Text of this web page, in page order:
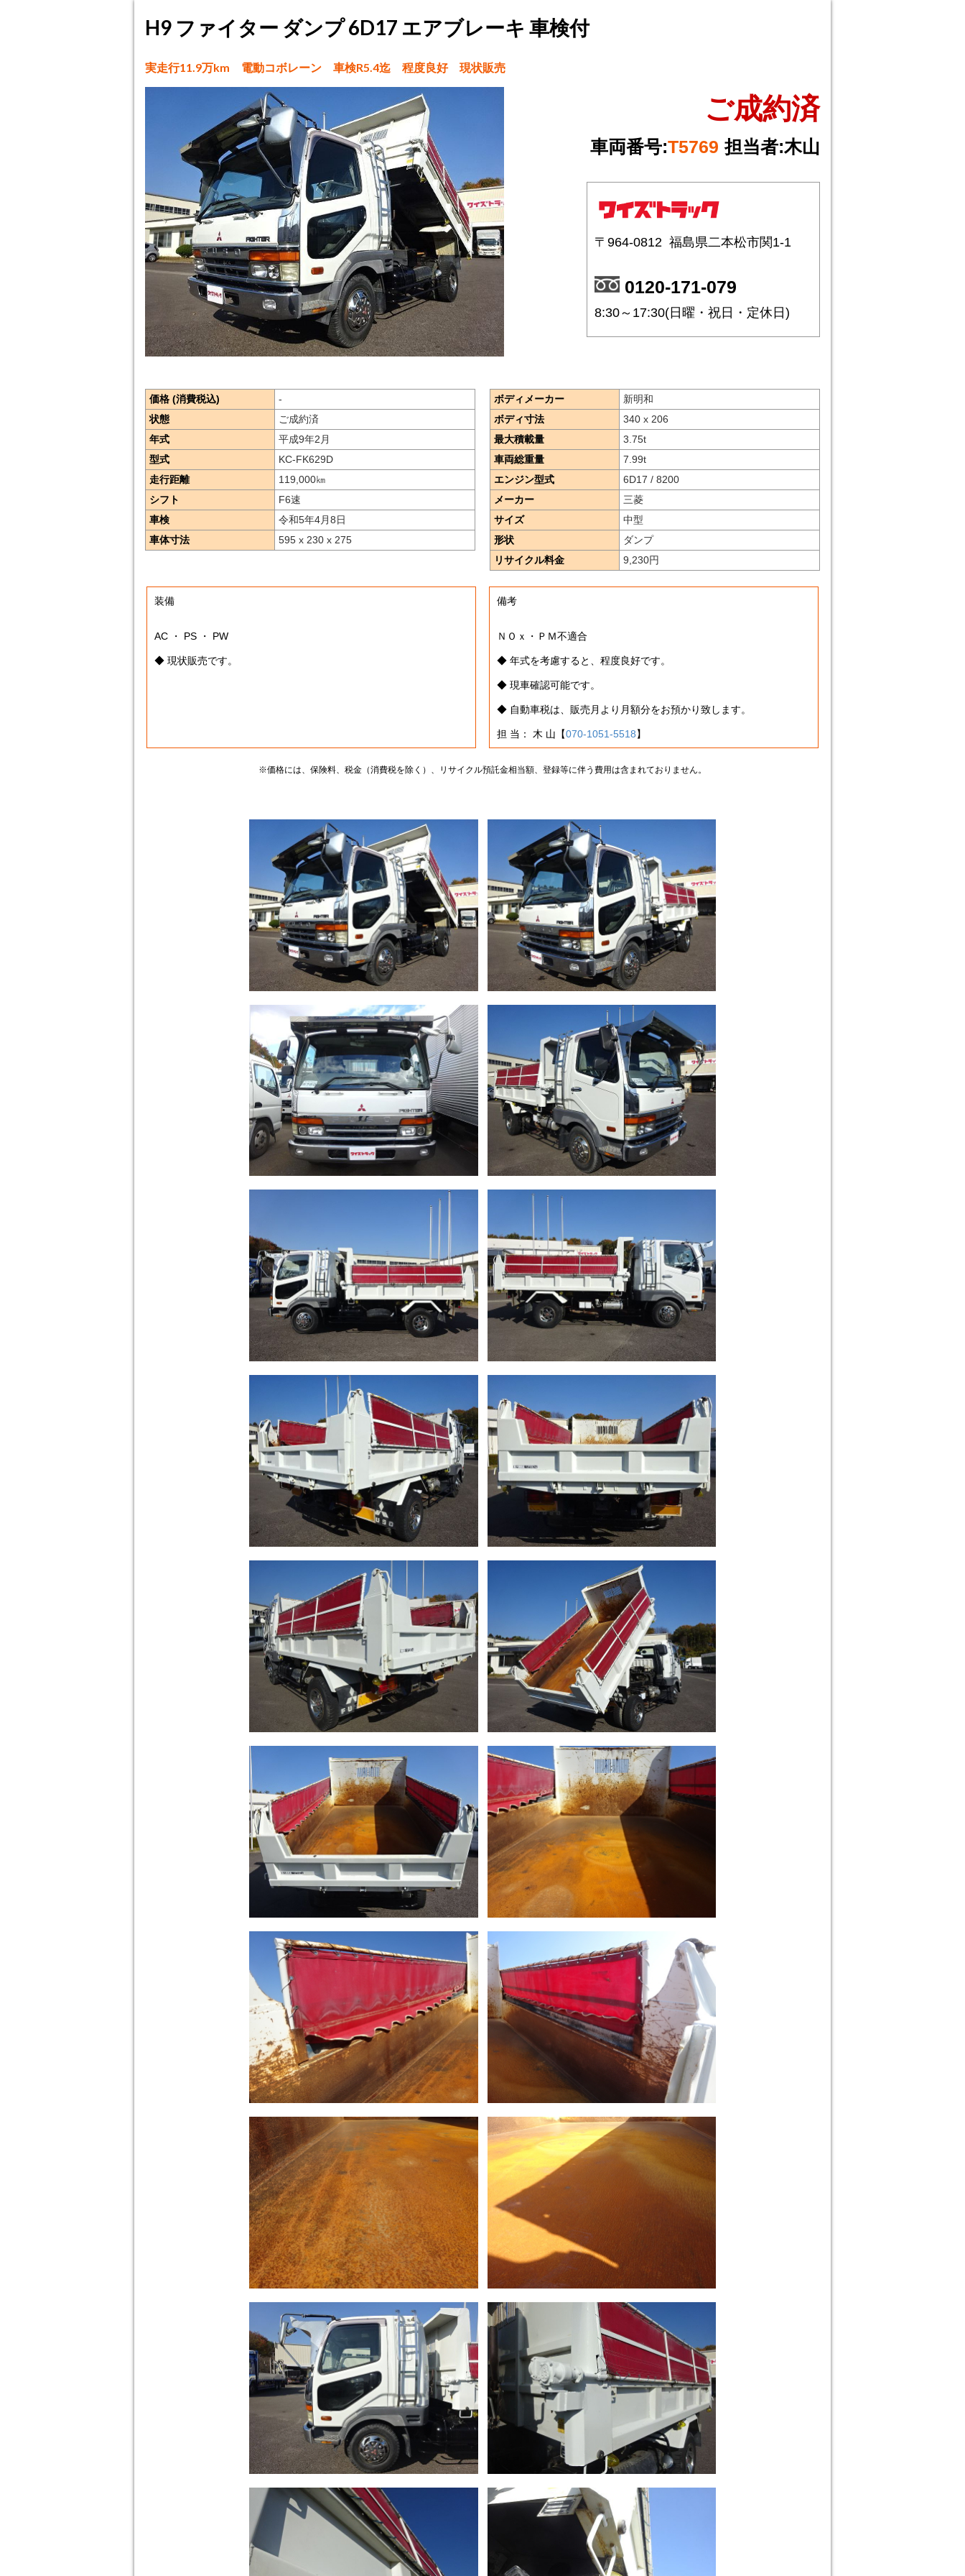
H9 ファイター ダンプ 6D17 エアブレーキ 車検付
実走行11.9万km 電動コボレーン 車検R5.4迄 程度良好 現状販売
ご成約済
車両番号:T5769 担当者:木山
〒964-0812 福島県二本松市関1-1
0120-171-079
8:30～17:30(日曜・祝日・定休日)
価格 (消費税込)
-
状態
ご成約済
年式
平成9年2月
型式
KC-FK629D
走行距離
119,000㎞
シフト
F6速
車検
令和5年4月8日
車体寸法
595 x 230 x 275
ボディメーカー
新明和
ボディ寸法
340 x 206
最大積載量
3.75t
車両総重量
7.99t
エンジン型式
6D17 / 8200
メーカー
三菱
サイズ
中型
形状
ダンプ
リサイクル料金
9,230円
装備
AC ・ PS ・ PW
◆ 現状販売です。
備考
ＮＯｘ・ＰＭ不適合
◆ 年式を考慮すると、程度良好です。
◆ 現車確認可能です。
◆ 自動車税は、販売月より月額分をお預かり致します。
担 当： 木 山【070-1051-5518】
※価格には、保険料、税金（消費税を除く）、リサイクル預託金相当額、登録等に伴う費用は含まれておりません。